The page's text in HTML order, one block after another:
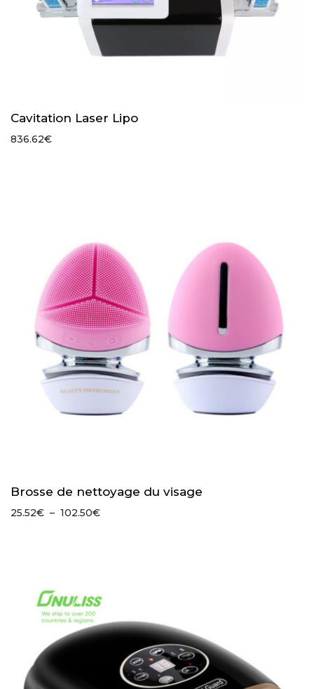
Cavitation Laser Lipo
836.62€
Brosse de nettoyage du visage
25.52€ – 102.50€Plage